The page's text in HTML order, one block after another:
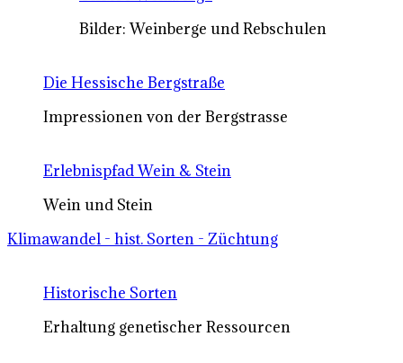
Bilder: Weinberge und Rebschulen
Die Hessische Bergstraße
Impressionen von der Bergstrasse
Erlebnispfad Wein & Stein
Wein und Stein
Klimawandel - hist. Sorten - Züchtung
Historische Sorten
Erhaltung genetischer Ressourcen